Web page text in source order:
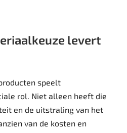
levert
speelt
rol. Niet alleen heeft die
en de uitstraling van het
van de kosten en